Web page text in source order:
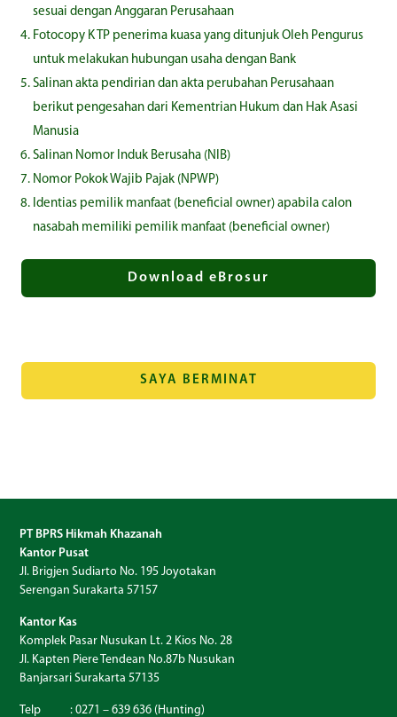
sesuai dengan Anggaran Perusahaan
Fotocopy K TP penerima kuasa yang ditunjuk Oleh Pengurus
untuk melakukan hubungan usaha dengan Bank
Salinan akta pendirian dan akta perubahan Perusahaan
berikut pengesahan dari Kementrian Hukum dan Hak Asasi
Manusia
Salinan Nomor Induk Berusaha (NIB)
Nomor Pokok Wajib Pajak (NPWP)
Identias pemilik manfaat (beneficial owner) apabila calon
nasabah memiliki pemilik manfaat (beneficial owner)
Download eBrosur
SAYA BERMINAT
PT BPRS Hikmah Khazanah
Kantor Pusat
Jl. Brigjen Sudiarto No. 195 Joyotakan
Serengan Surakarta 57157
Kantor Kas
Komplek Pasar Nusukan Lt. 2 Kios No. 28
Jl. Kapten Piere Tendean No.87b Nusukan
Banjarsari Surakarta 57135
Telp : 0271 – 639 636 (Hunting)